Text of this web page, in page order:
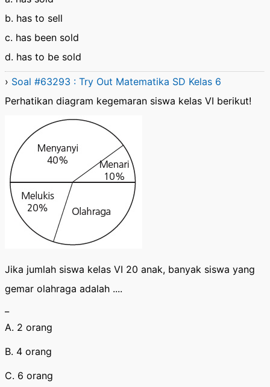
b. has to sell
c. has been sold
d. has to be sold
› Soal #63293 : Try Out Matematika SD Kelas 6
Perhatikan diagram kegemaran siswa kelas VI berikut!
Jika jumlah siswa kelas VI 20 anak, banyak siswa yang
gemar olahraga adalah ....
A. 2 orang
B. 4 orang
C. 6 orang